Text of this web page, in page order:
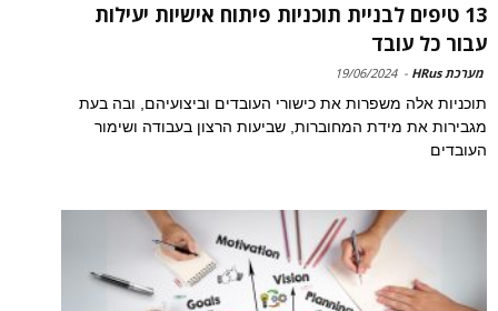
13 טיפים לבניית תוכניות פיתוח אישיות יעילות
עבור כל עובד
מערכת HRus -
19/06/2024
תוכניות אלה משפרות את כישורי העובדים וביצועיהם, ובה בעת
מגבירות את מידת המחוברות, שביעות הרצון בעבודה ושימור
העובדים